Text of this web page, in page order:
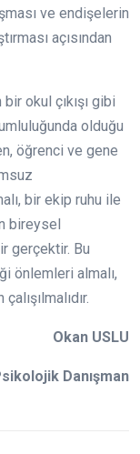
ve endişelerin
açısından
okul çıkışı gibi
olduğu
öğrenci ve gene
bir ekip ruhu ile
bireysel
gerçektir. Bu
önlemleri almalı,
Okan USLU
Danışman